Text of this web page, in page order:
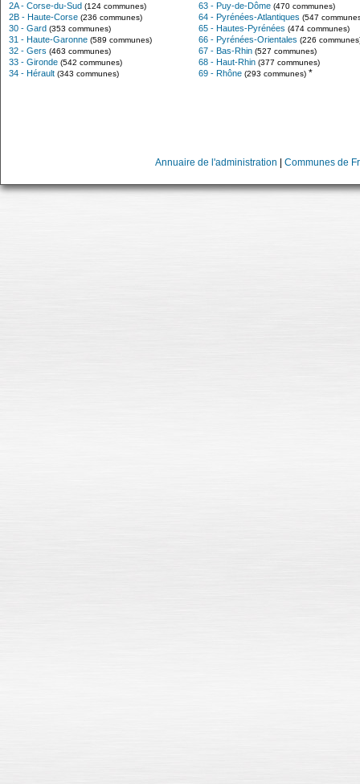
2A - Corse-du-Sud (124 communes)
2B - Haute-Corse (236 communes)
30 - Gard (353 communes)
31 - Haute-Garonne (589 communes)
32 - Gers (463 communes)
33 - Gironde (542 communes)
34 - Hérault (343 communes)
63 - Puy-de-Dôme (470 communes)
64 - Pyrénées-Atlantiques (547
65 - Hautes-Pyrénées (474 communes)
66 - Pyrénées-Orientales (226
67 - Bas-Rhin (527 communes)
68 - Haut-Rhin (377 communes)
69 - Rhône (293 communes) *
Annuaire de l'administration Communes de